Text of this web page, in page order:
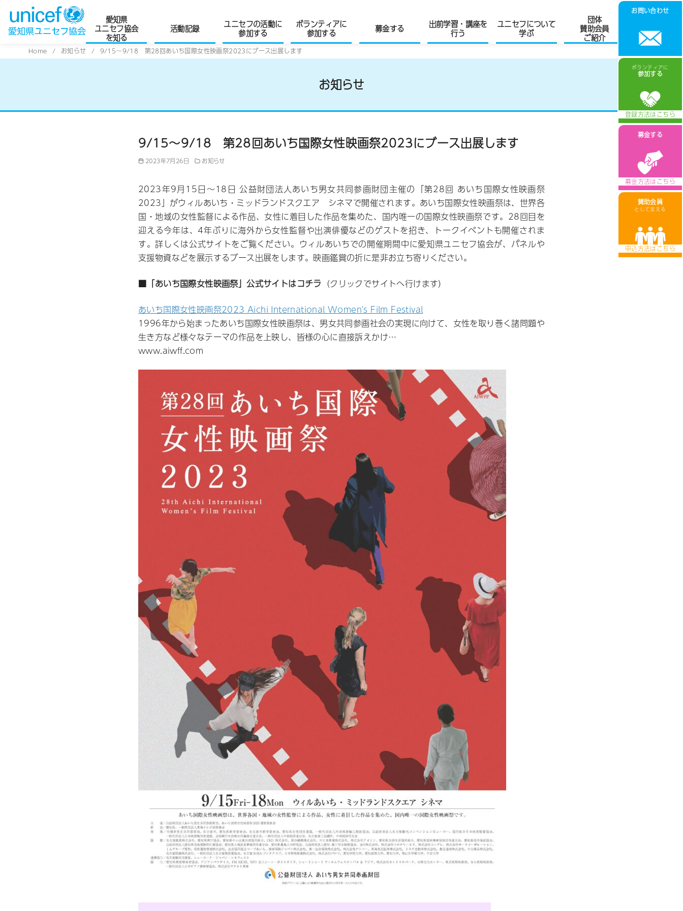
愛知県
ユニセフ協会
を知る
活動記録
ユニセフの活動に
参加する
ボランティアに
参加する
募金する
出前学習・講座を
行う
ユニセフについて
学ぶ
団体
賛助会員
ご紹介
Home お知らせ 9/15～9/18 第28回あいち国際女性映画祭2023にブース出展します
お知らせ
9/15～9/18 第28回あいち国際女性映画祭2023にブース出展します
2023年7月26日 お知らせ
2023年9月15日～18日 公益財団法人あいち男女共同参画財団主催の「第28回 あいち国際女性映画祭
2023」がウィルあいち・ミッドランドスクエア シネマで開催されます。あいち国際女性映画祭は、世界各
国・地域の女性監督による作品、女性に着目した作品を集めた、国内唯一の国際女性映画祭です。28回目を
迎える今年は、4年ぶりに海外から女性監督や出演俳優などのゲストを招き、トークイベントも開催されま
す。詳しくは公式サイトをご覧ください。ウィルあいちでの開催期間中に愛知県ユニセフ協会が、パネルや
支援物資などを展示するブース出展をします。映画鑑賞の折に是非お立ち寄りください。
■「あいち国際女性映画祭」公式サイトはコチラ （クリックでサイトへ行けます）
あいち国際女性映画祭2023 Aichi International Women's Film Festival
1996年から始まったあいち国際女性映画祭は、男女共同参画社会の実現に向けて、女性を取り巻く諸問題や
生き方など様々なテーマの作品を上映し、皆様の心に直接訴えかけ…
www.aiwff.com
お問い合わせ
ボランティアに
参加する
募金する
賛助会員
として支える